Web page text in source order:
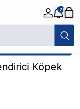
2
Köpek
yetkili satıcısıdır.
Köpek